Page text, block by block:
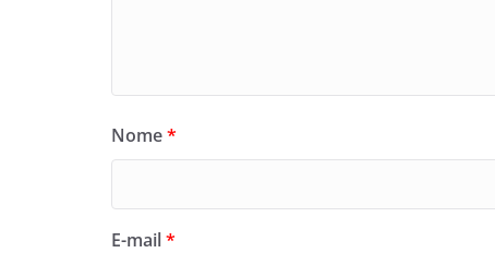
Nome*
E-mail*